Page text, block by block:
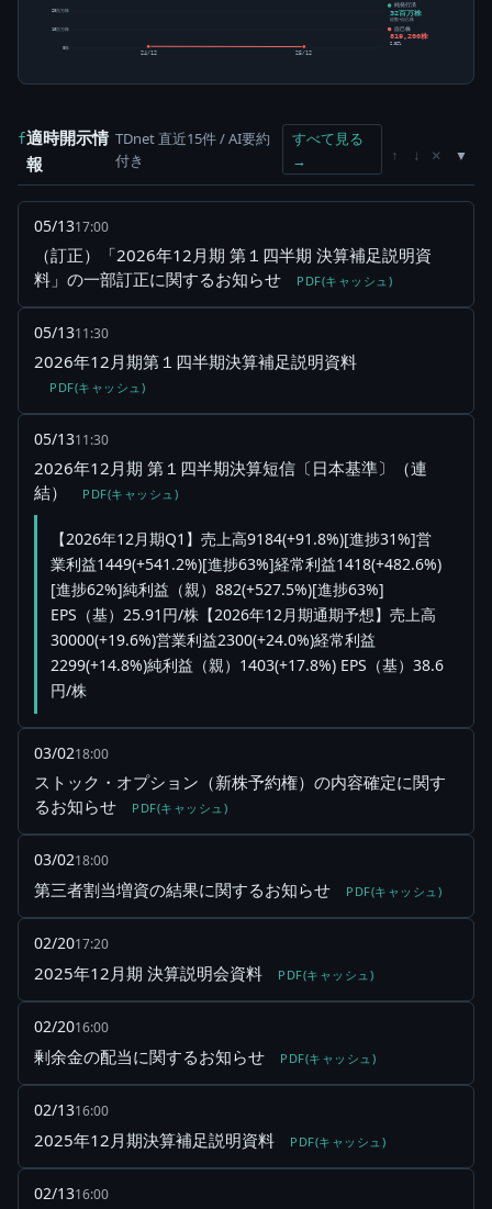
0株
10百万株
20百万株
24/12 25/12
純発行済
32百万株
総数-自己株
自己株
819,200株
2.52%
f適時開示情
報
TDnet 直近15件 / AI要約
付き
すべて見る
→
↑ ↓ ×
05/1317:00
（訂正）「2026年12月期 第１四半期 決算補足説明資
料」の一部訂正に関するお知らせ
PDF(キャッシュ)
05/1311:30
2026年12月期第１四半期決算補足説明資料
PDF(キャッシュ)
05/1311:30
2026年12月期 第１四半期決算短信〔日本基準〕（連
結）
PDF(キャッシュ)
【2026年12月期Q1】売上高9184(+91.8%)[進捗31%]営
業利益1449(+541.2%)[進捗63%]経常利益1418(+482.6%)
[進捗62%]純利益（親）882(+527.5%)[進捗63%]
EPS（基）25.91円/株【2026年12月期通期予想】売上高
30000(+19.6%)営業利益2300(+24.0%)経常利益
2299(+14.8%)純利益（親）1403(+17.8%) EPS（基）38.6
円/株
03/0218:00
ストック・オプション（新株予約権）の内容確定に関す
るお知らせ
PDF(キャッシュ)
03/0218:00
第三者割当増資の結果に関するお知らせ PDF(キャッシュ)
02/2017:20
2025年12月期 決算説明会資料 PDF(キャッシュ)
02/2016:00
剰余金の配当に関するお知らせ PDF(キャッシュ)
02/1316:00
2025年12月期決算補足説明資料 PDF(キャッシュ)
02/1316:00